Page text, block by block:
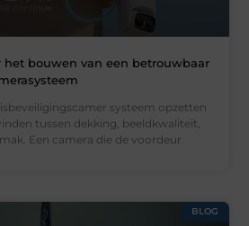
het bouwen van een betrouwbaar
systeem opzetten
tussen dekking, beeldkwaliteit,
Een camera die de voordeur
BLOG